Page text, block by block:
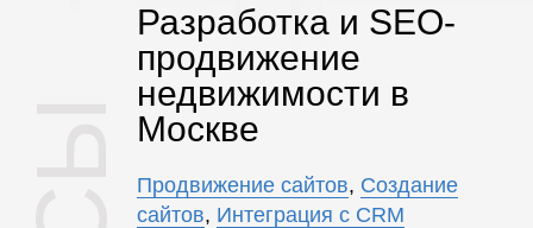
Разработка и SEO-
продвижение
недвижимости в
Москве
Продвижение сайтов, Создание
сайтов, Интеграция с CRM